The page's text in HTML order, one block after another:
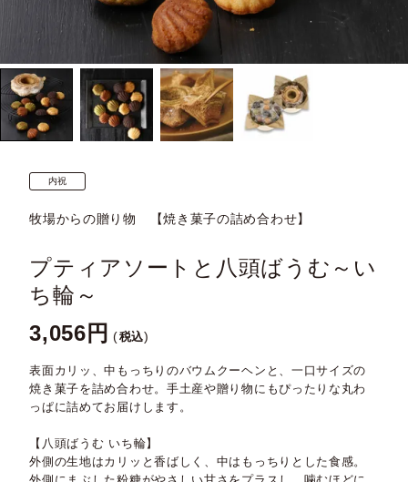
内祝
牧場からの贈り物 【焼き菓子の詰め合わせ】
プティアソートと八頭ばうむ～い
ち輪～
3,056 税込
表面カリッ、中もっちりのバウムクーヘンと、一口サイズの
焼き菓子を詰め合わせ。手土産や贈り物にもぴったりな丸わ
っぱに詰めてお届けします。
【八頭ばうむ いち輪】
外側の生地はカリッと香ばしく、中はもっちりとした食感。